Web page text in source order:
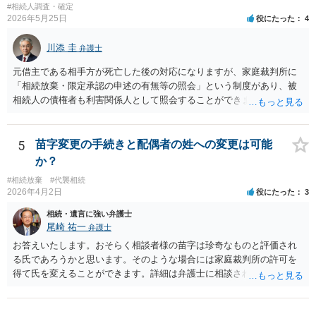
あれば話は別です。 さらに詳しいことは、相続財産に関する資料や戸
籍類をもって、お近くの弁護士に相談されることをお勧めします。
#相続人調査・確定
2026年5月25日 役にたった 4
川添 圭 弁護士
元借主である相手方が死亡した後の対応になりますが、家庭裁判所に
「相続放棄・限定承認の申述の有無等の照会」という制度があり、被
相続人の債権者も利害関係人として照会することができます。照会を
して被相続人の最後の住所地を管轄する家庭裁判所）となります。照
会申請者の本人確認資料のほか、被相続人の相続関係の戸籍謄本類や
債権の存在を示す証拠資料などが必要になります。裁判所ウェブサイ
トで案内されていることが多いので、管轄裁判所のホームページを確
認してみてください。
5
苗字変更の手続きと配偶者の姓への変更は可能
か？
#相続放棄 #代襲相続
2026年4月2日 役にたった 3
相続・遺言に強い弁護士
尾崎 祐一 弁護士
お答えいたします。おそらく相談者様の苗字は珍奇なものと評価され
る氏であろうかと思います。そのような場合には家庭裁判所の許可を
得て氏を変えることができます。詳細は弁護士に相談されるのが宜し